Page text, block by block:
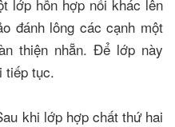
lớp hỗn hợp nối khác lên
đánh lông các cạnh một
thiện nhẵn. Để lớp này
tiếp tục.
khi lớp hợp chất thứ hai